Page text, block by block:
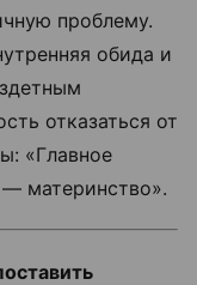
проблему.
обида и
отказаться от
«Главное
материнство».